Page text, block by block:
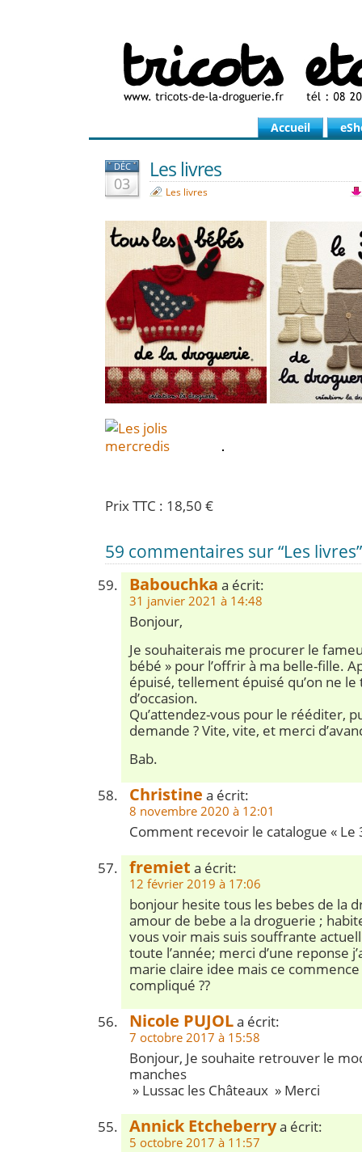
Accueil
DÉC
03
Les livres
Les livres
Prix TTC : 18,50 €
59 commentaires sur “Les livres”
Babouchka a écrit:
31 janvier 2021 à 14:48
Bonjour,
Je souhaiterais me procurer le
bébé » pour l’offrir à ma belle-fille.
épuisé, tellement épuisé qu’on ne
d’occasion.
Qu’attendez-vous pour le rééditer,
demande ? Vite, vite, et merci
Bab.
Christine a écrit:
8 novembre 2020 à 12:01
Comment recevoir le catalogue « Le
fremiet a écrit:
12 février 2019 à 17:06
bonjour hesite tous les bebes de la
amour de bebe a la droguerie ;
vous voir mais suis souffrante
toute l’année; merci d’une reponse
marie claire idee mais ce
compliqué ??
Nicole PUJOLa écrit:
7 octobre 2017 à 15:58
Bonjour, Je souhaite retrouver le
manches
» Lussac les Châteaux » Merci
Annick Etcheberrya écrit:
5 octobre 2017 à 11:57